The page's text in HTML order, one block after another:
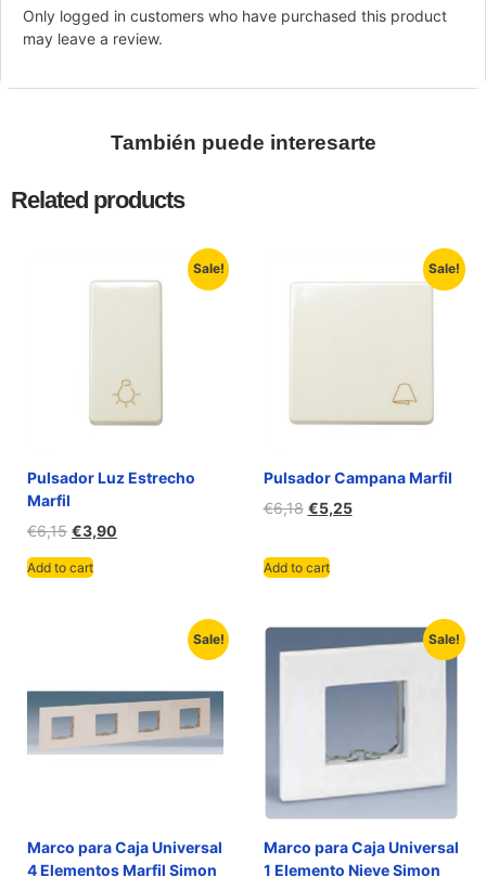
Only logged in customers who have purchased this product
may leave a review.
También puede interesarte
Related products
Sale!
Pulsador Luz Estrecho
Marfil
€6,15 €3,90
Add to cart
Sale!
Pulsador Campana Marfil
€6,18 €5,25
Add to cart
Sale!
Marco para Caja Universal
4 Elementos Marfil Simon
Sale!
Marco para Caja Universal
1 Elemento Nieve Simon